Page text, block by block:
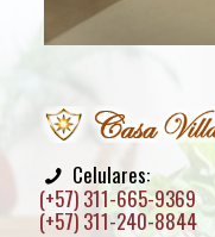
Celulares:
(+57) 311-665-9369
(+57) 311-240-8844